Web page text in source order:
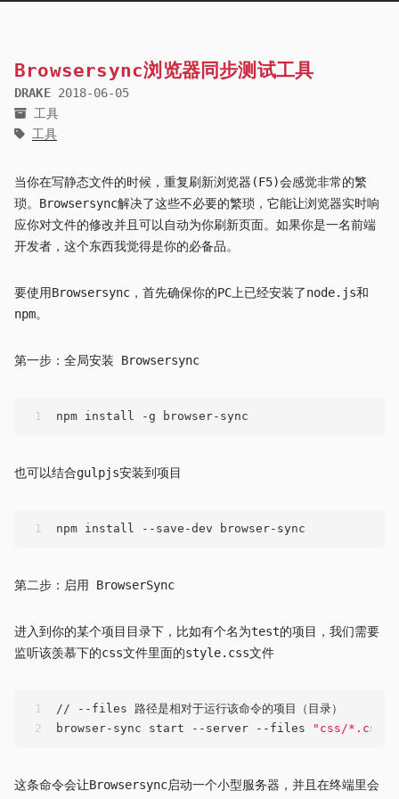
Browsersync浏览器同步测试工具
DRAKE 2018-06-05
工具
工具
当你在写静态文件的时候，重复刷新浏览器(F5)会感觉非常的繁
琐。Browsersync解决了这些不必要的繁琐，它能让浏览器实时响
应你对文件的修改并且可以自动为你刷新页面。如果你是一名前端
开发者，这个东西我觉得是你的必备品。
要使用Browsersync，首先确保你的PC上已经安装了node.js和
npm。
第一步：全局安装 Browsersync
1 npm install -g browser-sync
也可以结合gulpjs安装到项目
1 npm install --save-dev browser-sync
第二步：启用 BrowserSync
进入到你的某个项目目录下，比如有个名为test的项目，我们需要
监听该羡慕下的css文件里面的style.css文件
1
2
// --files 路径是相对于运行该命令的项目（目录）
browser-sync start --server --files
"css/*.css"
这条命令会让Browsersync启动一个小型服务器，并且在终端里会